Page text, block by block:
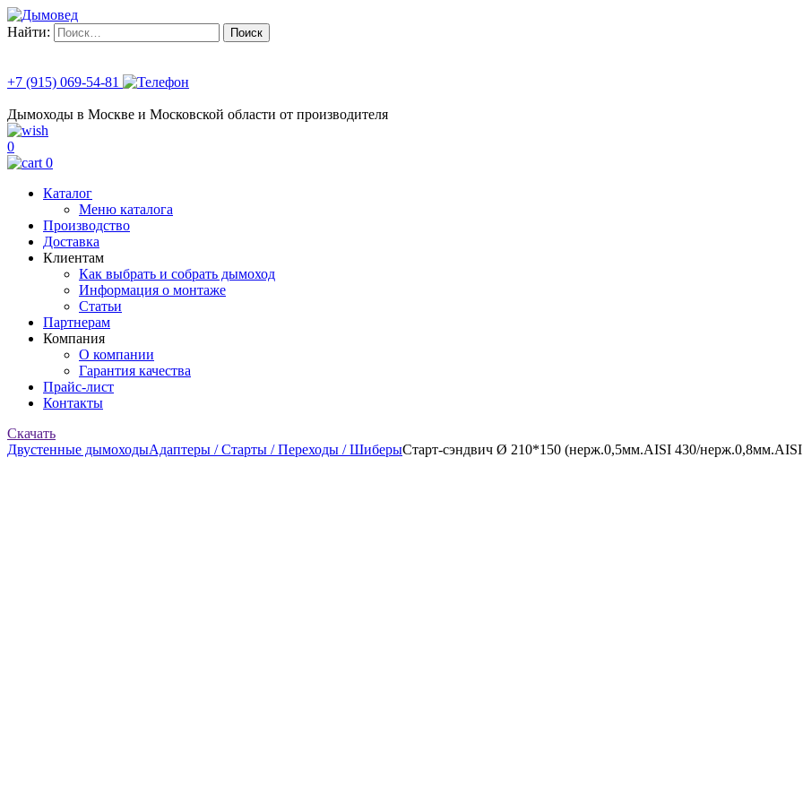
Найти:
+7 (915) 069-54-81
Дымоходы в Москве и Московской области от производителя
0
0
Каталог
Меню каталога
Производство
Доставка
Клиентам
Как выбрать и собрать дымоход
Информация о монтаже
Статьи
Партнерам
Компания
О компании
Гарантия качества
Прайс-лист
Контакты
Скачать
Двустенные дымоходыАдаптеры / Старты / Переходы / ШиберыСтарт-сэндвич Ø 210*150 (нерж.0,5мм.AISI 430/